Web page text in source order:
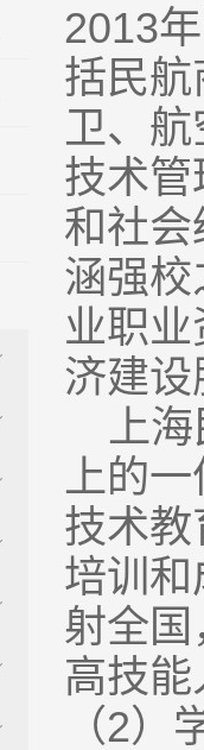
2013
括民
卫、
技术
和社
涵强
业职
济建
上
上的
技术
培训
射全
高技
（2